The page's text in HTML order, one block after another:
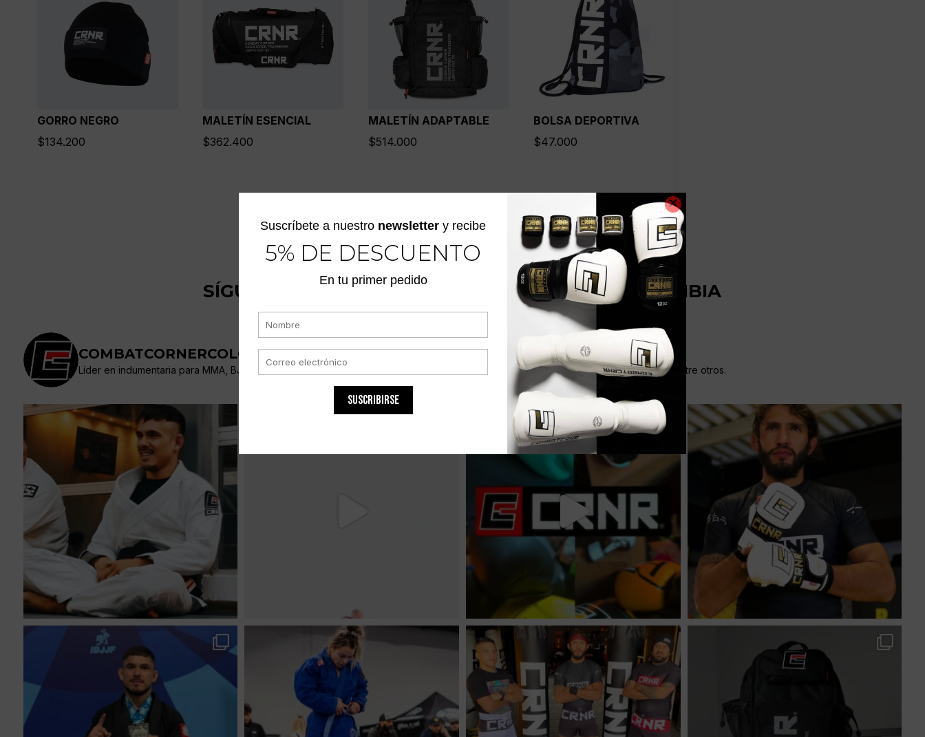
GORRO NEGRO
$134.200
MALETÍN ESENCIAL
$362.400
MALETÍN ADAPTABLE
$514.000
BOLSA DEPORTIVA
$47.000
SÍGUENOS A TRAVÉS DE @COMBATCORNERCOLOMBIA
COMBATCORNERCOLOMBIA
Líder en indumentaria para MMA, BJJ, Muaythai. Nuestras líneas incluyen GI, Rash guards, guantes, shin guards, pads para striking, entre otros.
Suscríbete a nuestro newsletter y recibe
5% DE DESCUENTO
En tu primer pedido
SUSCRIBIRSE